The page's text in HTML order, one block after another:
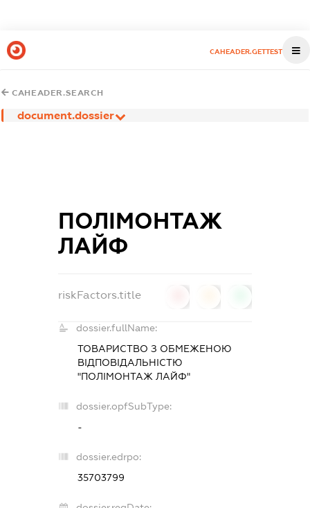
CAHEADER.GETTEST
CAHEADER.SEARCH
document.dossier
ПОЛІМОНТАЖ
ЛАЙФ
riskFactors.title
dossier.fullName:
ТОВАРИСТВО З ОБМЕЖЕНОЮ
ВІДПОВІДАЛЬНІСТЮ
"ПОЛІМОНТАЖ ЛАЙФ"
dossier.opfSubType:
-
dossier.edrpo:
35703799